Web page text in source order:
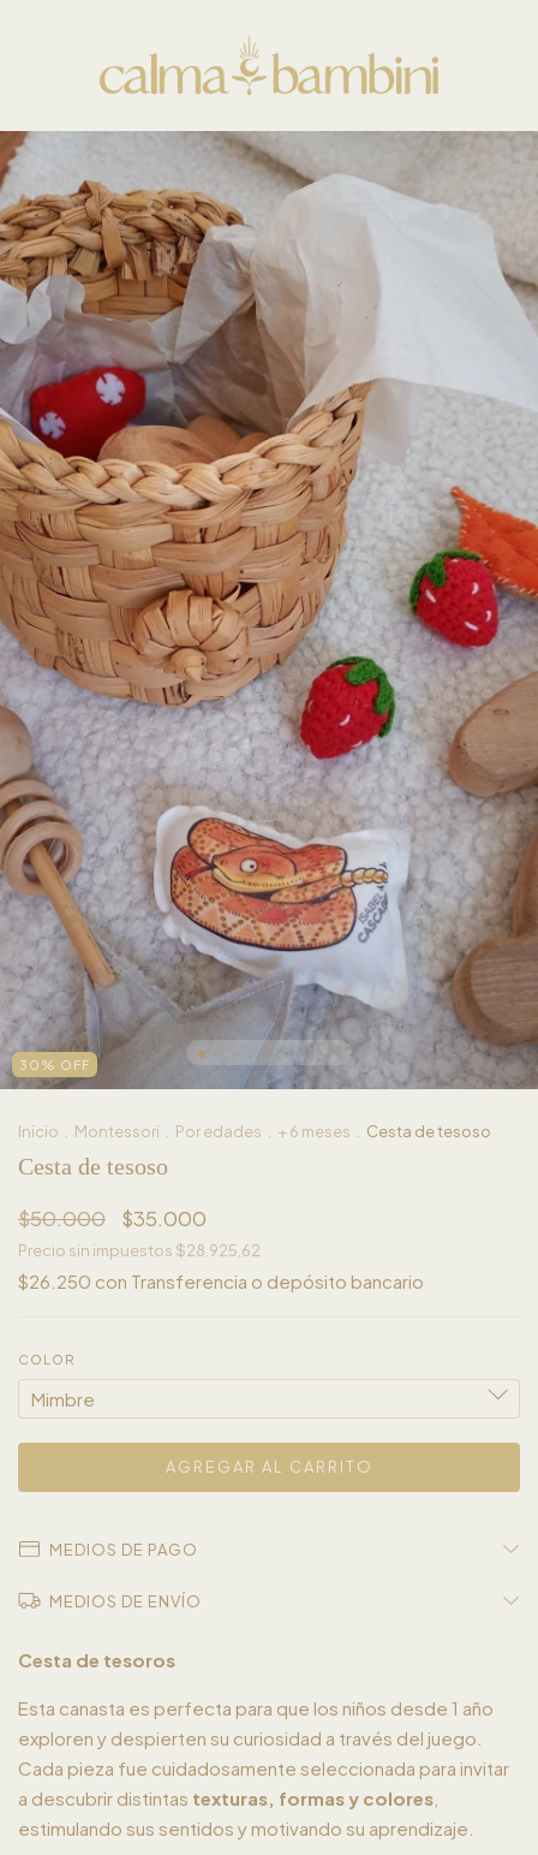
30 % OFF
Inicio Montessori Por edades + 6 meses Cesta de tesoso
Cesta de tesoso
$50.000
$35.000
Precio sin impuestos $28.925,62
$26.250 con Transferencia o depósito bancario
COLOR
MEDIOS DE PAGO
MEDIOS DE ENVÍO
Cesta de tesoros
Esta canasta es perfecta para que los niños desde 1 año
exploren y despierten su curiosidad a través del juego.
Cada pieza fue cuidadosamente seleccionada para invitar
a descubrir distintas texturas, formas y colores
estimulando sus sentidos y motivando su aprendizaje.